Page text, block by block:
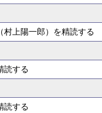
村上陽一郎）を精読する
読する
読する